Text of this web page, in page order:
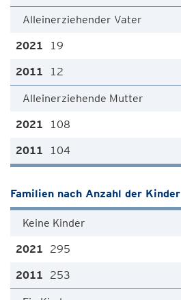
Alleinerziehender Vater
19
12
Alleinerziehende Mutter
108
104
Familien nach Anzahl der Kinder
Keine Kinder
295
253